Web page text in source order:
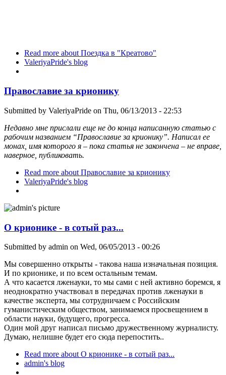
Read more about Поездка в "Креатово"
ValeriyaPride's blog
Православие за крионику
Submitted by ValeriyaPride on Thu, 06/13/2013 - 22:53
Недавно мне прислали еще не до конца написанную статью с
рабочим названием “Православие за крионику”. Написал ее
монах, имя которого я – пока статья не закончена – не вправе,
наверное, публиковать.
Read more about Православие за крионику
ValeriyaPride's blog
О крионике - в сотый раз...
Submitted by admin on Wed, 06/05/2013 - 00:26
Мы совершенно открыты - такова наша изначальная позиция.
И по крионике, и по всем остальным темам.
А что касается лженауки, то мы сами с ней активно боремся, я
неоднократно участвовал в передачах против лженауки в
качестве эксперта, мы сотрудничаем с Российским
гуманистическим обществом, занимаемся просвещением в
области науки, будущего, прогресса.
Один мой друг написал письмо дружественному журналисту.
Думаю, нелишне будет его сюда перепостить..
Read more about О крионике - в сотый раз...
admin's blog